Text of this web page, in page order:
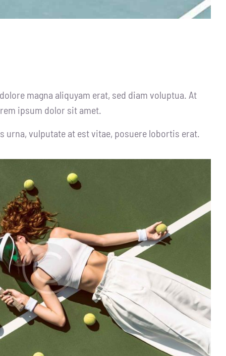
magna aliquyam erat, sed diam voluptua. At
ipsum dolor sit amet.
urna, vulputate at est vitae, posuere lobortis erat.